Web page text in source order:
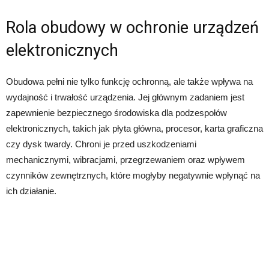
Rola obudowy w ochronie urządzeń
elektronicznych
Obudowa pełni nie tylko funkcję ochronną, ale także wpływa na
wydajność i trwałość urządzenia. Jej głównym zadaniem jest
zapewnienie bezpiecznego środowiska dla podzespołów
elektronicznych, takich jak płyta główna, procesor, karta graficzna
czy dysk twardy. Chroni je przed uszkodzeniami
mechanicznymi, wibracjami, przegrzewaniem oraz wpływem
czynników zewnętrznych, które mogłyby negatywnie wpłynąć na
ich działanie.